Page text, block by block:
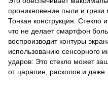
проникновение пыли и
Тонкая конструкция: Стекло
что не делает смартфон
воспроизводит контуры
использованию сенсорного
ударов: Это стекло может
от царапин, расколов и даже.